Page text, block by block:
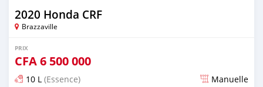
2020 Honda CRF
Brazzaville
PRIX
CFA6 500 000
10 L (Essence) Manuelle